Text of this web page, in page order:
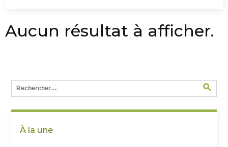
Aucun résultat à afficher.
À la une